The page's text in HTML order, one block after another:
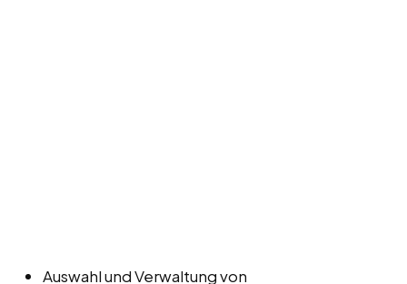
Auswahl und Verwaltung von